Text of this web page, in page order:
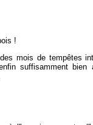
!
mois de tempêtes
suffisamment bien